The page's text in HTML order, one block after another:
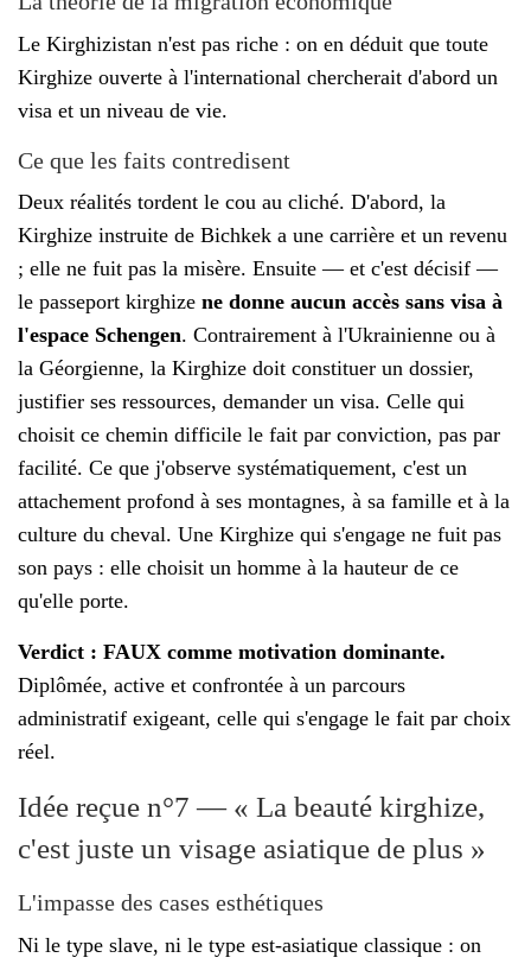
Le Kirghizistan n'est pas riche : on en déduit que toute
Kirghize ouverte à l'international chercherait d'abord un
visa et un niveau de vie.
Ce que les faits contredisent
Deux réalités tordent le cou au cliché. D'abord, la
Kirghize instruite de Bichkek a une carrière et un revenu
; elle ne fuit pas la misère. Ensuite — et c'est décisif —
le passeport kirghize ne donne aucun accès sans visa à
l'espace Schengen. Contrairement à l'Ukrainienne ou à
la Géorgienne, la Kirghize doit constituer un dossier,
justifier ses ressources, demander un visa. Celle qui
choisit ce chemin difficile le fait par conviction, pas par
facilité. Ce que j'observe systématiquement, c'est un
attachement profond à ses montagnes, à sa famille et à la
culture du cheval. Une Kirghize qui s'engage ne fuit pas
son pays : elle choisit un homme à la hauteur de ce
qu'elle porte.
Verdict : FAUX comme motivation dominante.
Diplômée, active et confrontée à un parcours
administratif exigeant, celle qui s'engage le fait par choix
réel.
Idée reçue n°7 — « La beauté kirghize,
c'est juste un visage asiatique de plus »
L'impasse des cases esthétiques
Ni le type slave, ni le type est-asiatique classique : on